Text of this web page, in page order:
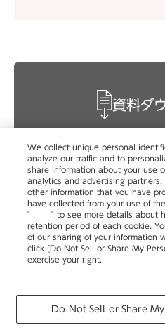
ページメニュー
資料ダ
We collect unique personal
analyze our traffic and to
share information about your use
analytics and advertising
other information that you have
have collected from your use of
"
" to see more details about
retention period of each cookie.
of our sharing of your information
click [Do Not Sell or Share My
exercise your right.
Do Not Sell or Share